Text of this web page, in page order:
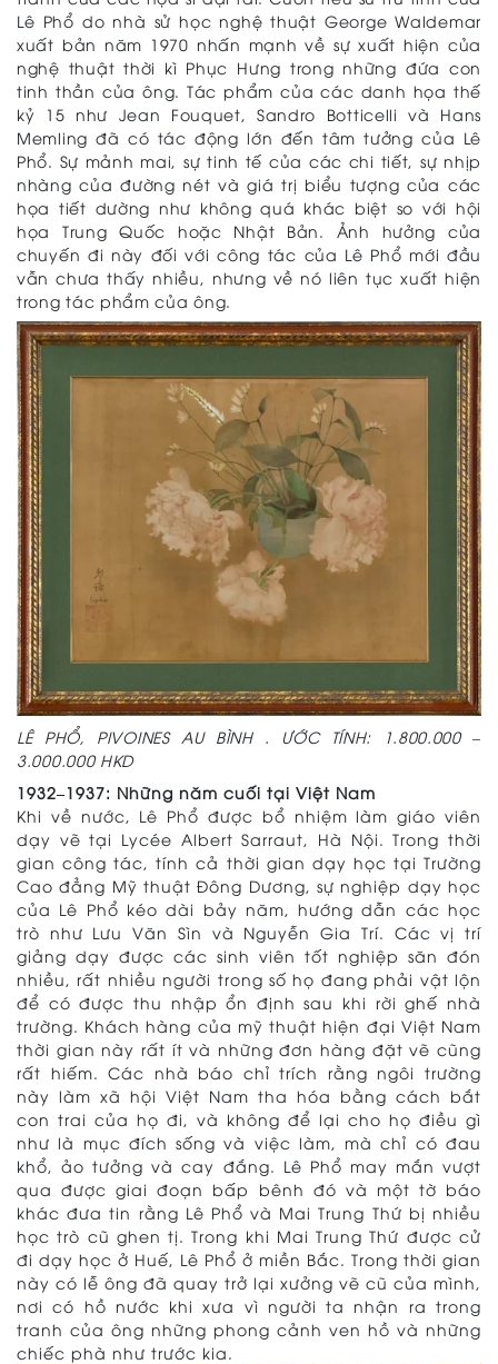
Lê Phổ do nhà sử học nghệ thuật George Waldemar
xuất bản năm 1970 nhấn mạnh về sự xuất hiện của
nghệ thuật thời kì Phục Hưng trong những đứa con
tinh thần của ông. Tác phẩm của các danh họa thế
kỷ 15 như Jean Fouquet, Sandro Botticelli và Hans
Memling đã có tác động lớn đến tâm tưởng của Lê
Phổ. Sự mảnh mai, sự tinh tế của các chi tiết, sự nhịp
nhàng của đường nét và giá trị biểu tượng của các
họa tiết dường như không quá khác biệt so với hội
họa Trung Quốc hoặc Nhật Bản. Ảnh hưởng của
chuyến đi này đối với công tác của Lê Phổ mới đầu
vẫn chưa thấy nhiều, nhưng về nó liên tục xuất hiện
trong tác phẩm của ông.
LÊ PHỔ, PIVOINES AU BÌNH . ƯỚC TÍNH: 1.800.000 –
3.000.000 HKD
1932–1937: Những năm cuối tại Việt Nam
Khi về nước, Lê Phổ được bổ nhiệm làm giáo viên
dạy vẽ tại Lycée Albert Sarraut, Hà Nội. Trong thời
gian công tác, tính cả thời gian dạy học tại Trường
Cao đẳng Mỹ thuật Đông Dương, sự nghiệp dạy học
của Lê Phổ kéo dài bảy năm, hướng dẫn các học
trò như Lưu Văn Sìn và Nguyễn Gia Trí. Các vị trí
giảng dạy được các sinh viên tốt nghiệp săn đón
nhiều, rất nhiều người trong số họ đang phải vật lộn
để có được thu nhập ổn định sau khi rời ghế nhà
trường. Khách hàng của mỹ thuật hiện đại Việt Nam
thời gian này rất ít và những đơn hàng đặt vẽ cũng
rất hiếm. Các nhà báo chỉ trích rằng ngôi trường
này làm xã hội Việt Nam tha hóa bằng cách bắt
con trai của họ đi, và không để lại cho họ điều gì
như là mục đích sống và việc làm, mà chỉ có đau
khổ, ảo tưởng và cay đắng. Lê Phổ may mắn vượt
qua được giai đoạn bấp bênh đó và một tờ báo
khác đưa tin rằng Lê Phổ và Mai Trung Thứ bị nhiều
học trò cũ ghen tị. Trong khi Mai Trung Thứ được cử
đi dạy học ở Huế, Lê Phổ ở miền Bắc. Trong thời gian
này có lễ ông đã quay trở lại xưởng vẽ cũ của mình,
nơi có hồ nước khi xưa vì người ta nhận ra trong
tranh của ông những phong cảnh ven hồ và những
chiếc phà như trước kia.